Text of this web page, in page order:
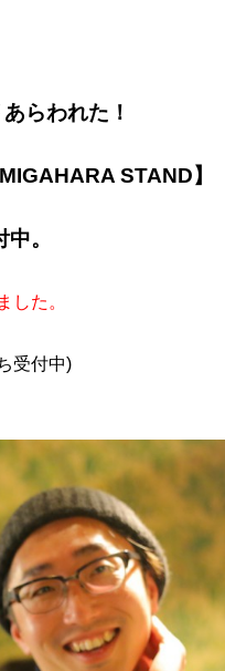
らわれた！
STAND】
。
した。
受付中)